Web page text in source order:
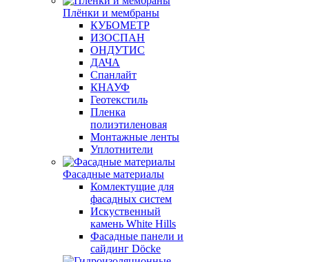
Плёнки и мембраны
КУБОМЕТР
ИЗОСПАН
ОНДУТИС
ДАЧА
Спанлайт
КНАУФ
Геотекстиль
Пленка
полиэтиленовая
Монтажные ленты
Уплотнители
Фасадные материалы
Комлектущие для
фасадных систем
Искуственный
камень White Hills
Фасадные панели и
сайдинг Döcke